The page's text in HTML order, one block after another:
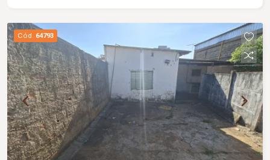
Cód. 64793